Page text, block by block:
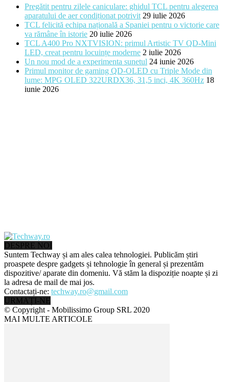
Pregătit pentru zilele caniculare: ghidul TCL pentru alegerea
aparatului de aer condiționat potrivit 29 iulie 2026
TCL felicită echipa națională a Spaniei pentru o victorie care
va rămâne în istorie 20 iulie 2026
TCL A400 Pro NXTVISION: primul Artistic TV QD-Mini
LED, creat pentru locuințe moderne 2 iulie 2026
Un nou mod de a experimenta sunetul 24 iunie 2026
Primul monitor de gaming QD-OLED cu Triple Mode din
lume: MPG OLED 322URDX36, 31,5 inci, 4K 360Hz 18
iunie 2026
DESPRE NOI
Suntem Techway și am ales calea tehnologiei. Publicăm știri
proaspete despre gadgets și tehnologie în general și prezentăm
dispozitive/ aparate din domeniu. Vă stăm la dispoziție noapte și zi
la adresa de mail de mai jos.
Contactați-ne: techway.ro@gmail.com
URMAȚI-NE
© Copyright - Mobilissimo Group SRL 2020
MAI MULTE ARTICOLE